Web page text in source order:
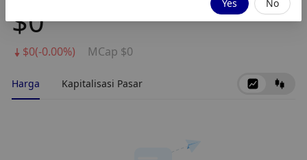
$0
$0(-0.00%) MCap $0
Harga Kapitalisasi Pasar
Yes No